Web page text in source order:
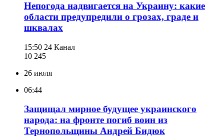
Непогода надвигается на Украину: какие
области предупредили о грозах, граде и
шквалах
15:50 24 Канал
10 245
26 июля
06:44
Защищал мирное будущее украинского
народа: на фронте погиб воин из
Тернопольщины Андрей Бидюк